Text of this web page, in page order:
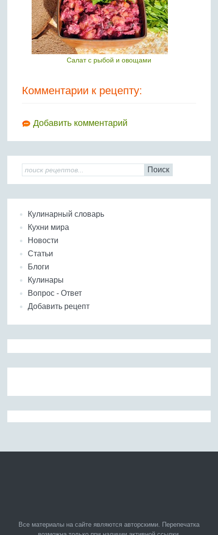
Салат с рыбой и овощами
Комментарии к рецепту:
Добавить комментарий
Поиск
Кулинарный словарь
Кухни мира
Новости
Статьи
Блоги
Кулинары
Вопрос - Ответ
Добавить рецепт
Все материалы на сайте являются авторскими. Перепечатка